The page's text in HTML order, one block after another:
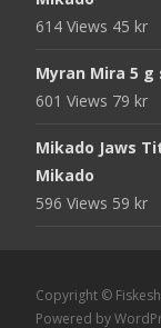
614 Views 45 kr
Myran Mira 5 g
601 Views 79 kr
Mikado Jaws
Mikado
596 Views 59 kr
Copyright ©
Powered by